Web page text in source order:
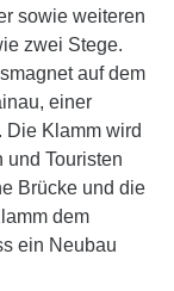
sowie weiteren
zwei Stege.
auf dem
einer
Die Klamm wird
und Touristen
Brücke und die
dem
ein Neubau